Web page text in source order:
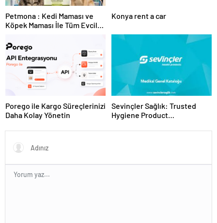
Petmona : Kedi Maması ve
Köpek Maması İle Tüm Evcil
Konya rent a car
Porego ile Kargo Süreçlerinizi
Daha Kolay Yönetin
Sevinçler Sağlık: Trusted
Hygiene Product